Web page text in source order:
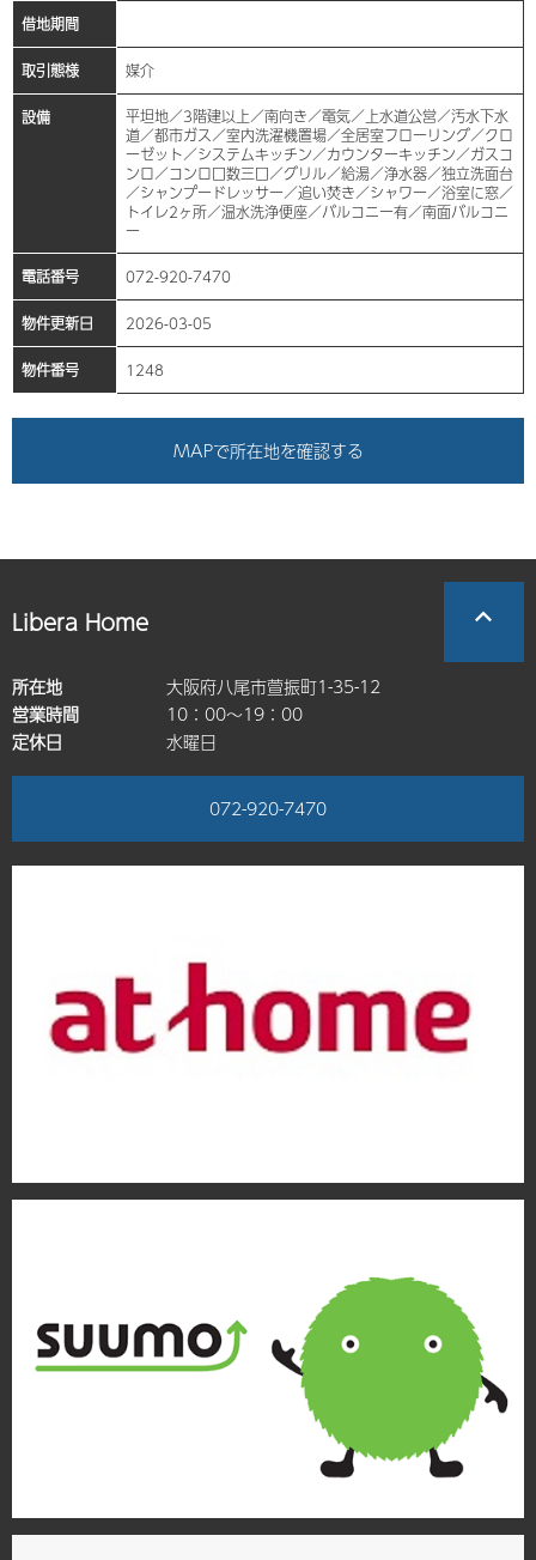
借地期間
取引態様 媒介
設備
平坦地／3階建以上／南向き／電気／上水道公営／汚水下水
道／都市ガス／室内洗濯機置場／全居室フローリング／クロ
ーゼット／システムキッチン／カウンターキッチン／ガスコ
ンロ／コンロ口数三口／グリル／給湯／浄水器／独立洗面台
／シャンプードレッサー／追い焚き／シャワー／浴室に窓／
トイレ2ヶ所／温水洗浄便座／バルコニー有／南面バルコニ
ー
電話番号 072-920-7470
物件更新日 2026-03-05
物件番号 1248
MAPで所在地を確認する
Libera Home
所在地
大阪府八尾市萱振町1-35-12
営業時間
10：00～19：00
定休日
水曜日
072-920-7470